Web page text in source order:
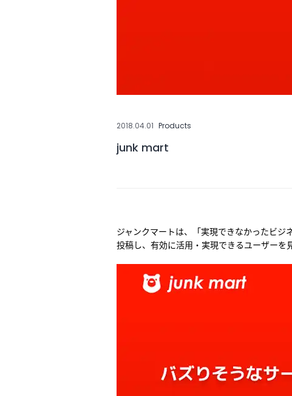
2018.04.01 Products
junk mart
ジャンクマートは、「実現できなかったビ
投稿し、有効に活用・実現できるユーザーを